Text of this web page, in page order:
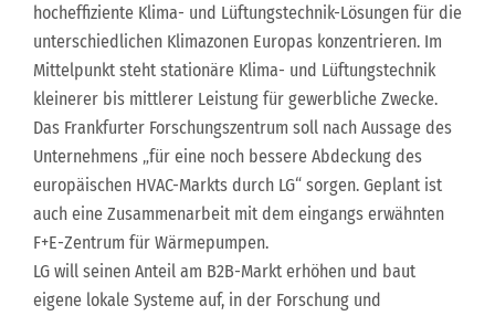
hocheffiziente Klima- und Lüftungstechnik-Lösungen für die
unterschiedlichen Klimazonen Europas konzentrieren. Im
Mittelpunkt steht stationäre Klima- und Lüftungstechnik
kleinerer bis mittlerer Leistung für gewerbliche Zwecke.
Das Frankfurter Forschungszentrum soll nach Aussage des
Unternehmens „für eine noch bessere Abdeckung des
europäischen HVAC-Markts durch LG“ sorgen. Geplant ist
auch eine Zusammenarbeit mit dem eingangs erwähnten
F+E-Zentrum für Wärmepumpen.
LG will seinen Anteil am B2B-Markt erhöhen und baut
eigene lokale Systeme auf, in der Forschung und